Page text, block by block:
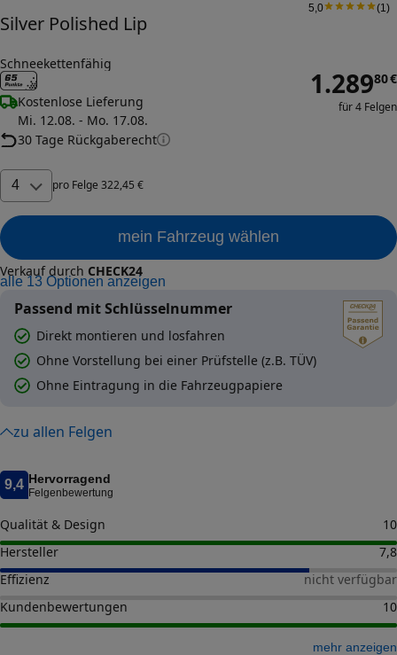
Silver Polished Lip
5,0 (1 )
Schneekettenfähig
Kostenlose Lieferung
Mi. 12.08. - Mo. 17.08.
30 Tage Rückgaberecht
1.28980€
für 4 Felgen
4 pro Felge 322,45 €
mein Fahrzeug wählen
Verkauf durch CHECK24
alle 13 Optionen anzeigen
Passend mit Schlüsselnummer
Direkt montieren und losfahren
Ohne Vorstellung bei einer Prüfstelle (z.B. TÜV)
Ohne Eintragung in die Fahrzeugpapiere
zu allen Felgen
9,4 Hervorragend
Felgenbewertung
Qualität & Design
10
Hersteller
7,8
Effizienz
nicht verfügbar
Kundenbewertungen
10
mehr anzeigen